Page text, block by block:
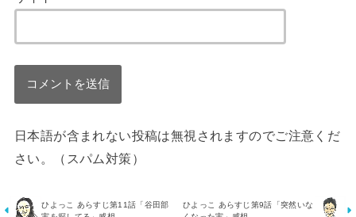
日本語が含まれない投稿は無視されますのでご注意くだ
さい。（スパム対策）
ひよっこ あらすじ第11話「谷田部
ひよっこ あらすじ第9話「突然いな